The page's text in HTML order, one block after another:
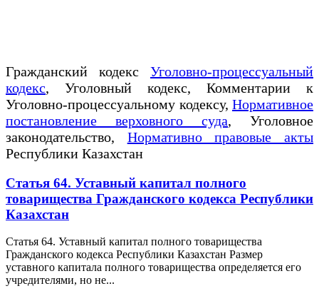
Гражданский кодекс
Уголовно-процессуальный
кодекс, Уголовный кодекс, Комментарии к
Уголовно-процессуальному кодексу, Нормативное
постановление верховного суда, Уголовное
законодательство, Нормативно правовые акты
Республики Казахстан
Статья 64. Уставный капитал полного
товарищества Гражданского кодекса Республики
Казахстан
Статья 64. Уставный капитал полного товарищества
Гражданского кодекса Республики Казахстан Размер
уставного капитала полного товарищества определяется его
учредителями, но не...